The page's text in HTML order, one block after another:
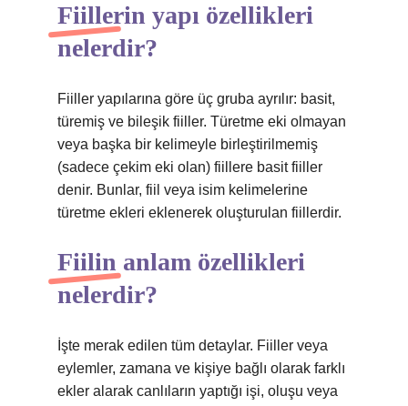
Fiillerin yapı özellikleri
nelerdir?
Fiiller yapılarına göre üç gruba ayrılır: basit,
türemiş ve bileşik fiiller. Türetme eki olmayan
veya başka bir kelimeyle birleştirilmemiş
(sadece çekim eki olan) fiillere basit fiiller
denir. Bunlar, fiil veya isim kelimelerine
türetme ekleri eklenerek oluşturulan fiillerdir.
Fiilin anlam özellikleri
nelerdir?
İşte merak edilen tüm detaylar. Fiiller veya
eylemler, zamana ve kişiye bağlı olarak farklı
ekler alarak canlıların yaptığı işi, oluşu veya